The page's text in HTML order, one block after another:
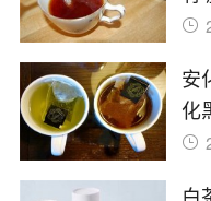
安
化
白